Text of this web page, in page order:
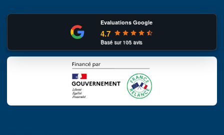
Evaluations Google
4.7
Basé sur105avis